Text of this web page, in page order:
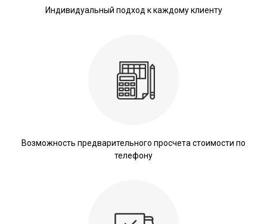
Индивидуальный подход к каждому клиенту
Возможность предварительного просчета стоимости по
телефону